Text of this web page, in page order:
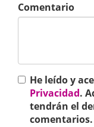
Comentario
He leído y
Privacidad.
tendrán el
comentarios.